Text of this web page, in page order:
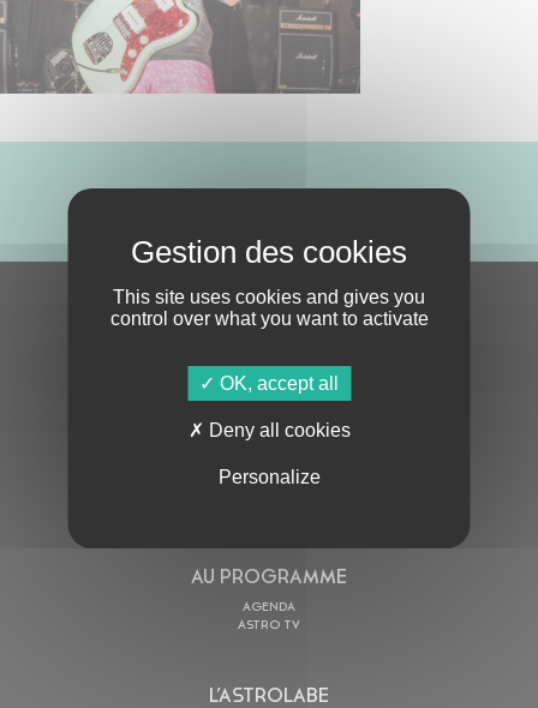
S'ABONNER À LA NEWSLETTER
AU PROGRAMME
AGENDA
ASTRO TV
L’ASTROLABE
This site uses cookies and gives you
control over what you want to activate
OK, accept all
Deny all cookies
Personalize